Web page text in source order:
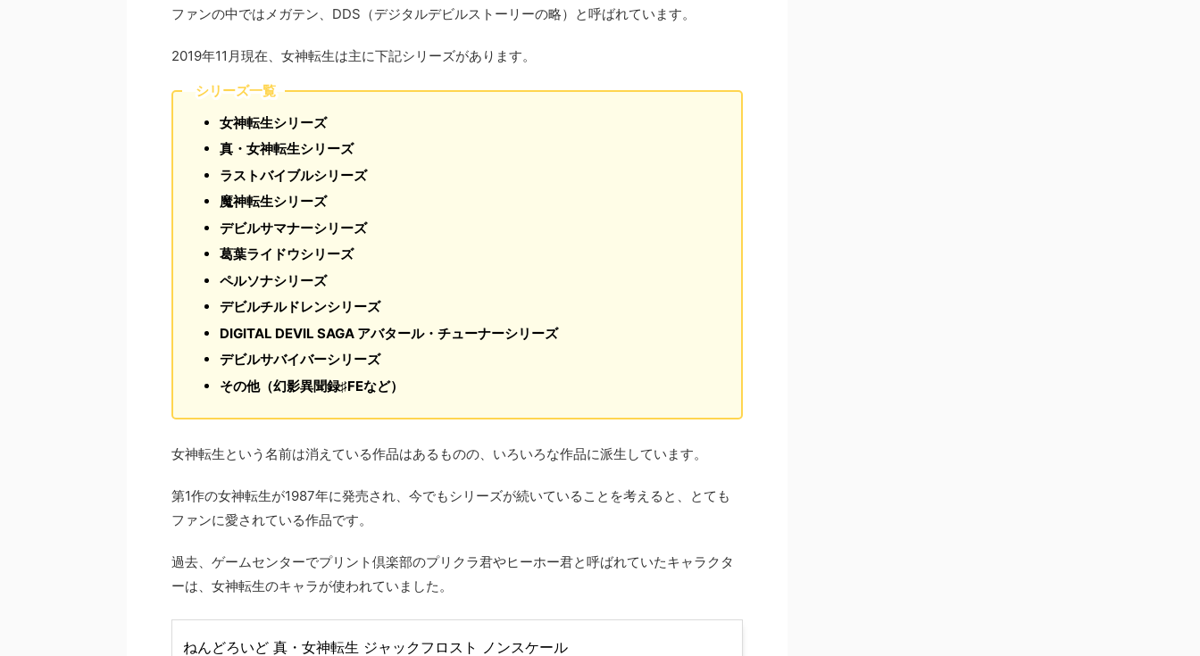
ファンの中ではメガテン、DDS（デジタルデビルストーリーの略）と呼ばれています。
2019年11月現在、女神転生は主に下記シリーズがあります。
シリーズ一覧
女神転生シリーズ
真・女神転生シリーズ
ラストバイブルシリーズ
魔神転生シリーズ
デビルサマナーシリーズ
葛葉ライドウシリーズ
ペルソナシリーズ
デビルチルドレンシリーズ
DIGITAL DEVIL SAGA アバタール・チューナーシリーズ
デビルサバイバーシリーズ
その他（幻影異聞録♯FEなど）
女神転生という名前は消えている作品はあるものの、いろいろな作品に派生しています。
第1作の女神転生が1987年に発売され、今でもシリーズが続いていることを考えると、とても
ファンに愛されている作品です。
過去、ゲームセンターでプリント倶楽部のプリクラ君やヒーホー君と呼ばれていたキャラクタ
ーは、女神転生のキャラが使われていました。
ねんどろいど 真・女神転生 ジャックフロスト ノンスケール